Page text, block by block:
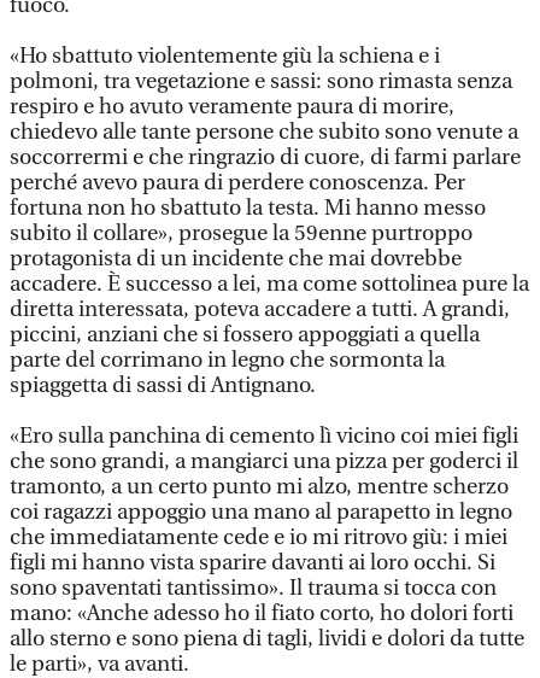
fuoco.
«Ho sbattuto violentemente giù la schiena e i
polmoni, tra vegetazione e sassi: sono rimasta senza
respiro e ho avuto veramente paura di morire,
chiedevo alle tante persone che subito sono venute a
soccorrermi e che ringrazio di cuore, di farmi parlare
perché avevo paura di perdere conoscenza. Per
fortuna non ho sbattuto la testa. Mi hanno messo
subito il collare», prosegue la 59enne purtroppo
protagonista di un incidente che mai dovrebbe
accadere. È successo a lei, ma come sottolinea pure la
diretta interessata, poteva accadere a tutti. A grandi,
piccini, anziani che si fossero appoggiati a quella
parte del corrimano in legno che sormonta la
spiaggetta di sassi di Antignano.
«Ero sulla panchina di cemento lì vicino coi miei figli
che sono grandi, a mangiarci una pizza per goderci il
tramonto, a un certo punto mi alzo, mentre scherzo
coi ragazzi appoggio una mano al parapetto in legno
che immediatamente cede e io mi ritrovo giù: i miei
figli mi hanno vista sparire davanti ai loro occhi. Si
sono spaventati tantissimo». Il trauma si tocca con
mano: «Anche adesso ho il fiato corto, ho dolori forti
allo sterno e sono piena di tagli, lividi e dolori da tutte
le parti», va avanti.